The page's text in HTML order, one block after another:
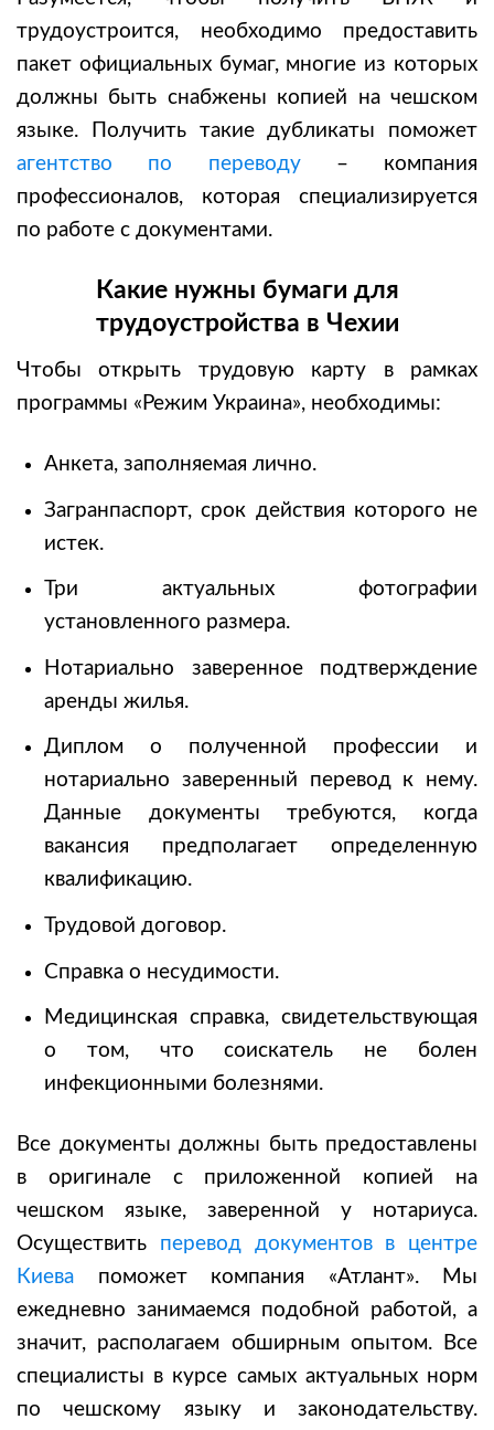
трудоустроится, необходимо предоставить
пакет официальных бумаг, многие из которых
должны быть снабжены копией на чешском
языке. Получить такие дубликаты поможет
агентство по переводу– компания
профессионалов, которая специализируется
по работе с документами.
Какие нужны бумаги для
трудоустройства в Чехии
Чтобы открыть трудовую карту в рамках
программы «Режим Украина», необходимы:
Анкета, заполняемая лично.
Загранпаспорт, срок действия которого не
истек.
Три актуальных фотографии
установленного размера.
Нотариально заверенное подтверждение
аренды жилья.
Диплом о полученной профессии и
нотариально заверенный перевод к нему.
Данные документы требуются, когда
вакансия предполагает определенную
квалификацию.
Трудовой договор.
Справка о несудимости.
Медицинская справка, свидетельствующая
о том, что соискатель не болен
инфекционными болезнями.
Все документы должны быть предоставлены
в оригинале с приложенной копией на
чешском языке, заверенной у нотариуса.
Осуществить перевод документов в центре
Киева поможет компания «Атлант». Мы
ежедневно занимаемся подобной работой, а
значит, располагаем обширным опытом. Все
специалисты в курсе самых актуальных норм
по чешскому языку и законодательству.